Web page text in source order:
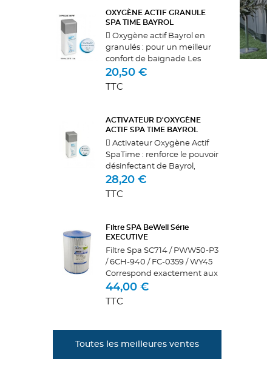
de Nettoyant Filtre...
OXYGÈNE ACTIF GRANULE
SPA TIME BAYROL
 Oxygène actif Bayrol en
granulés : pour un meilleur
confort de baignade Les
granulés d’oxygène actif
SpaTime Bayrol désinfectent
de cette...
20,50 €
TTC
ACTIVATEUR D'OXYGÈNE
ACTIF SPA TIME BAYROL
 Activateur Oxygène Actif
SpaTime : renforce le pouvoir
désinfectant de Bayrol,
oxygène actif L‘Activateur
Oxygène Actif SpaTime agit
leur...
28,20 €
TTC
Filtre SPA BeWell Série
EXECUTIVE
Filtre Spa SC714 / PWW50-P3
/ 6CH-940 / FC-0359 / WY45
Correspond exactement aux
modèles des autres
fabricants suivants : Pleatco :
60401 ou...
44,00 €
TTC
Toutes les meilleures ventes